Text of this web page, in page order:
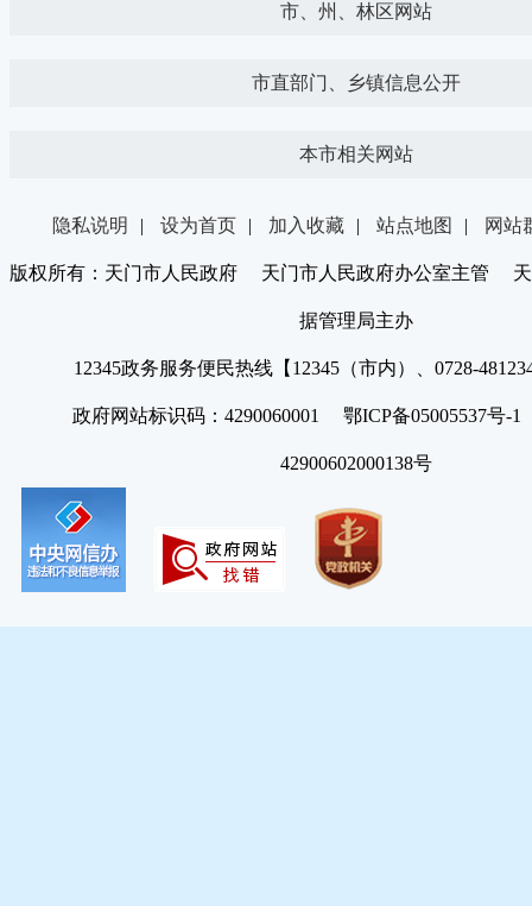
市、州、林区网站
市直部门、乡镇信息公开
本市相关网站
隐私说明 | 设为首页 | 加入收藏 | 站点地图 | 网站
版权所有：天门市人民政府 天门市人民政府办公室主管 天
据管理局主办
12345政务服务便民热线【12345（市内）、0728-
政府网站标识码：4290060001 鄂ICP备05005537号
42900602000138号